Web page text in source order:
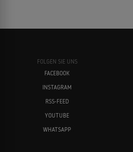
FOLGEN SIE UNS
FACEBOOK
INSTAGRAM
RSS-FEED
YOUTUBE
WHATSAPP